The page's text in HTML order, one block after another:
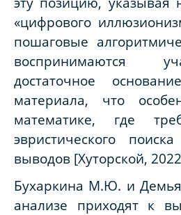
«цифрового
пошаговые
воспринимаются
достаточное
материала, что
математике, где
эвристического
выводов [Хуторской,
Бухаркина М.Ю. и
анализе приходят к